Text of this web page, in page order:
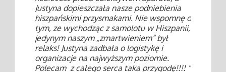
Justyna dopieszczała nasze podniebienia
hiszpańskimi przysmakami. Nie wspomnę o
tym, ze wychodząc z samolotu w Hiszpanii,
jedynym naszym „zmartwieniem” był
relaks! Justyna zadbała o logistykę i
organizacje na najwyższym poziomie.
Polecam z całego serca taka przygodę!!!! "